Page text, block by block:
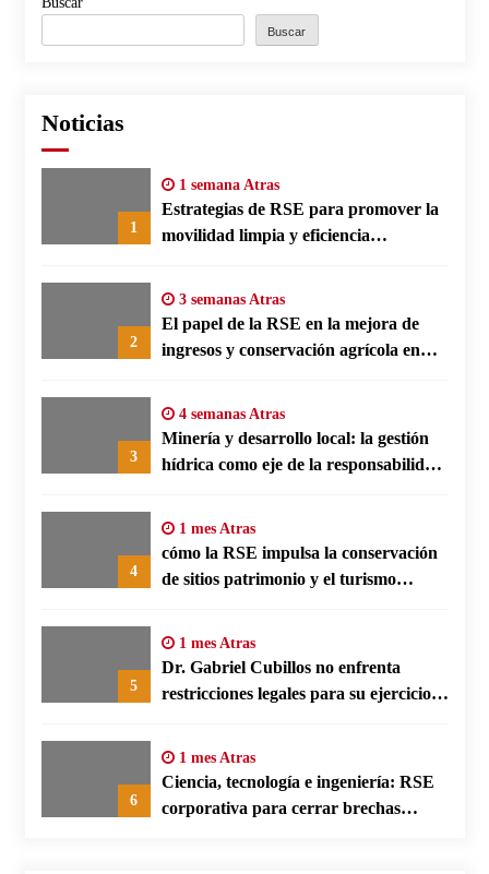
Buscar
Noticias
1
1 semana Atras
Estrategias de RSE para promover la
movilidad limpia y eficiencia
2
3 semanas Atras
El papel de la RSE en la mejora de
ingresos y conservación agrícola en
3
4 semanas Atras
Minería y desarrollo local: la gestión
hídrica como eje de la responsabilidad
4
1 mes Atras
cómo la RSE impulsa la conservación
de sitios patrimonio y el turismo
5
1 mes Atras
Dr. Gabriel Cubillos no enfrenta
restricciones legales para su ejercicio,
6
1 mes Atras
Ciencia, tecnología e ingeniería: RSE
corporativa para cerrar brechas